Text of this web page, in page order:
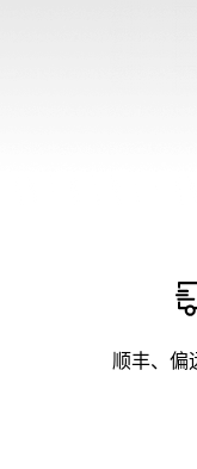
顺丰、偏